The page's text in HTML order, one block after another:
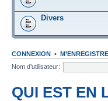
Divers
CONNEXION •
Nom d’utilisateur:
QUI EST EN